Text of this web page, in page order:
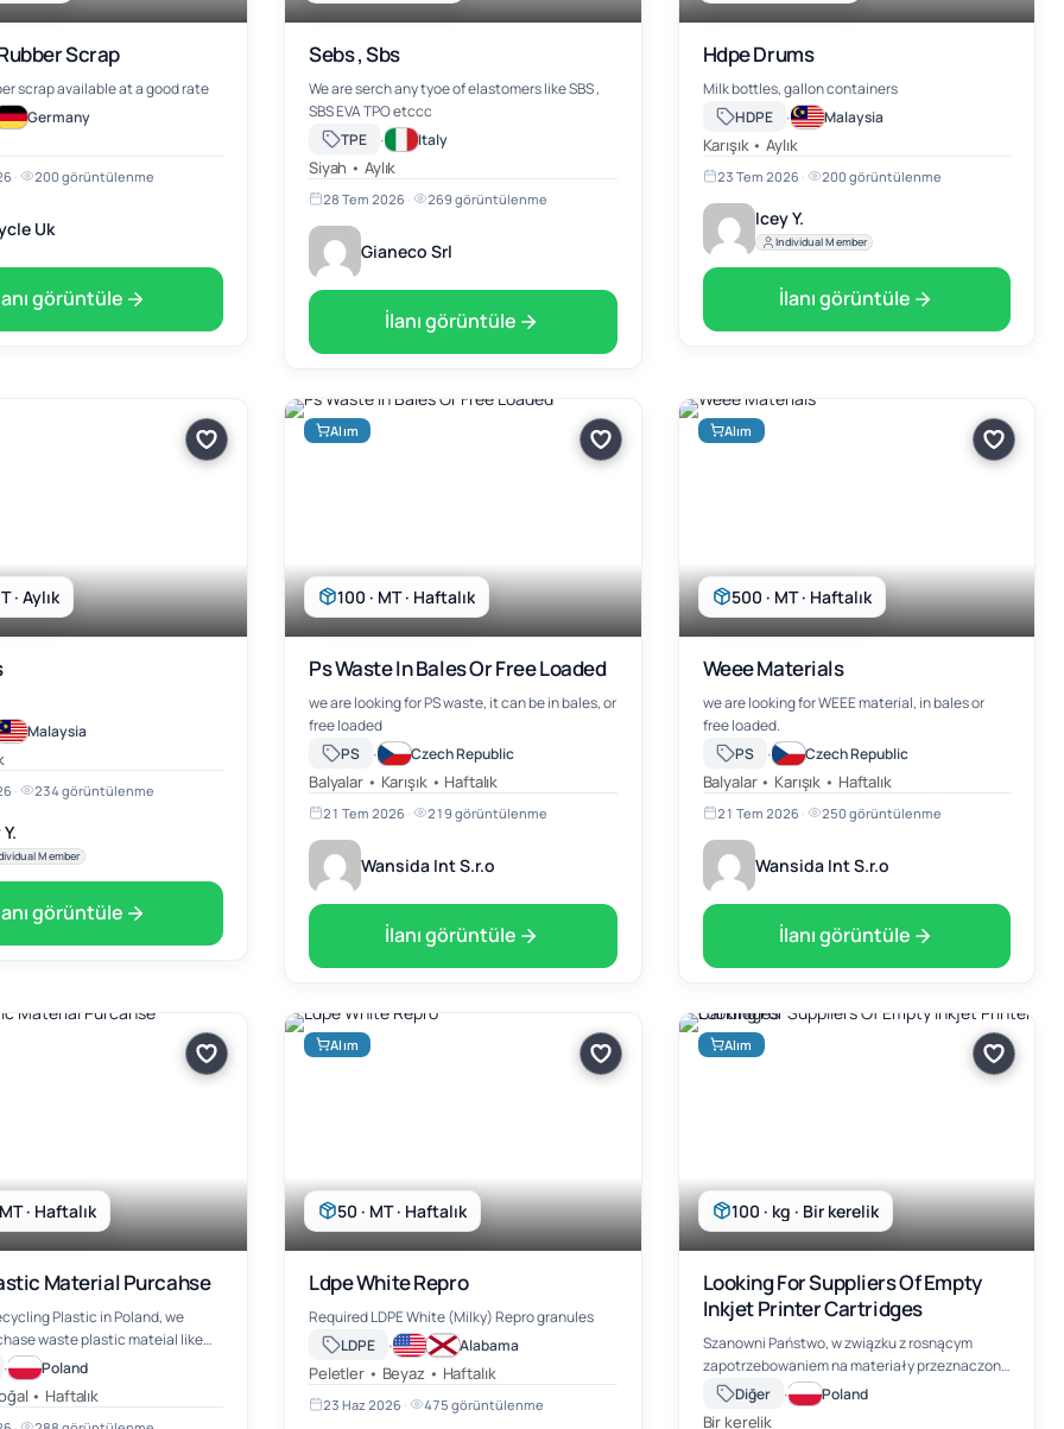
Scrap
uncured rubber scrap available at a good rate
Germany
· 200 görüntülenme
Uk
görüntüle
Sebs , Sbs
We are serch any tyoe of elastomers like SBS ,
SBS EVA TPO etccc
TPE
· Italy
Siyah • Aylık
28 Tem 2026 · 269 görüntülenme
Gianeco Srl
İlanı görüntüle
Hdpe Drums
Milk bottles, gallon containers
HDPE
· Malaysia
Karışık • Aylık
23 Tem 2026 · 200 görüntülenme
Icey Y.
Individual Member
İlanı görüntüle
· Aylık
Malaysia
· 234 görüntülenme
Member
görüntüle
100 · MT · Haftalık
Alım
Ps Waste In Bales Or Free Loaded
we are looking for PS waste, it can be in bales, or
free loaded
PS
· Czech Republic
Balyalar • Karışık • Haftalık
21 Tem 2026 · 219 görüntülenme
Wansida Int S.r.o
İlanı görüntüle
500 · MT · Haftalık
Alım
Weee Materials
we are looking for WEEE material, in bales or
free loaded.
PS
· Czech Republic
Balyalar • Karışık • Haftalık
21 Tem 2026 · 250 görüntülenme
Wansida Int S.r.o
İlanı görüntüle
· Haftalık
Material Purcahse
Plastic in Poland, we
waste plastic mateial like
contact with me,
147 4346 7646…
· Poland
• Haftalık
50 · MT · Haftalık
Alım
Ldpe White Repro
Required LDPE White (Milky) Repro granules
LDPE
· Alabama
Peletler • Beyaz • Haftalık
23 Haz 2026 · 475 görüntülenme
100 · kg · Bir kerelik
Alım
Looking For Suppliers Of Empty
Inkjet Printer Cartridges
Szanowni Państwo, w związku z rosnącym
zapotrzebowaniem na materiały przeznaczone
do regeneracji, przygotowaliśmy dla Państwa
specjalną ofertę skupu pustych kartridży do
Diğer · Poland
Bir kerelik